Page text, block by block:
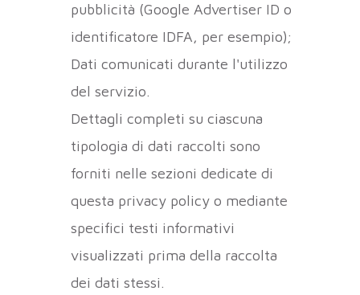
pubblicità (Google Advertiser ID o
identificatore IDFA, per esempio);
Dati comunicati durante l'utilizzo
del servizio.
Dettagli completi su ciascuna
tipologia di dati raccolti sono
forniti nelle sezioni dedicate di
questa privacy policy o mediante
specifici testi informativi
visualizzati prima della raccolta
dei dati stessi.